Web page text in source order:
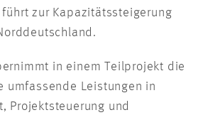
zur Kapazitätssteigerung
in einem Teilprojekt die
umfassende Leistungen in
Projektsteuerung und